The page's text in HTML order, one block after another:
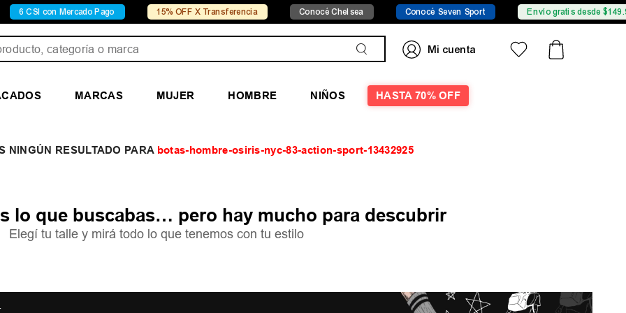
6 CSI con Mercado Pago 15% OFF X Transferencia Conocé Chelsea Conocé Seven Sport Envío gratis desde $149.999
MARCAS MUJER HOMBRE NIÑOS HASTA 70% OFF
botas-hombre-osiris-nyc-83-action-sport-13432925
lo que buscabas… pero hay mucho para descubrir
Elegí tu talle y mirá todo lo que tenemos con tu estilo